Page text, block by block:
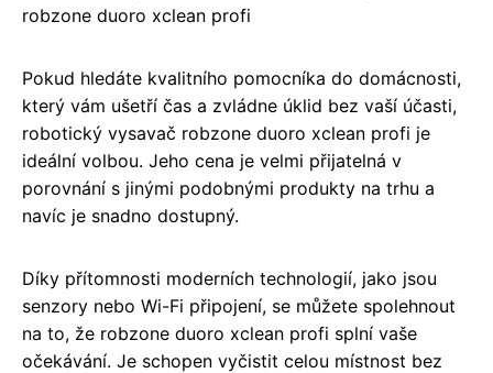
robzone duoro xclean profi
Pokud hledáte kvalitního pomocníka do domácnosti,
který vám ušetří čas a zvládne úklid bez vaší účasti,
robotický vysavač robzone duoro xclean profi je
ideální volbou. Jeho cena je velmi přijatelná v
porovnání s jinými podobnými produkty na trhu a
navíc je snadno dostupný.
Díky přítomnosti moderních technologií, jako jsou
senzory nebo Wi-Fi připojení, se můžete spolehnout
na to, že robzone duoro xclean profi splní vaše
očekávání. Je schopen vyčistit celou místnost bez